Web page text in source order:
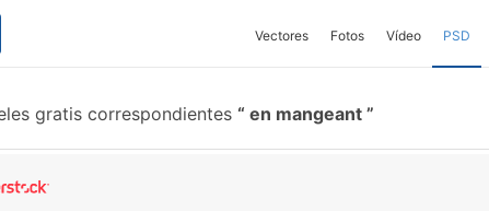
Vectores Fotos Vídeo PSD
gratis correspondientes en mangeant